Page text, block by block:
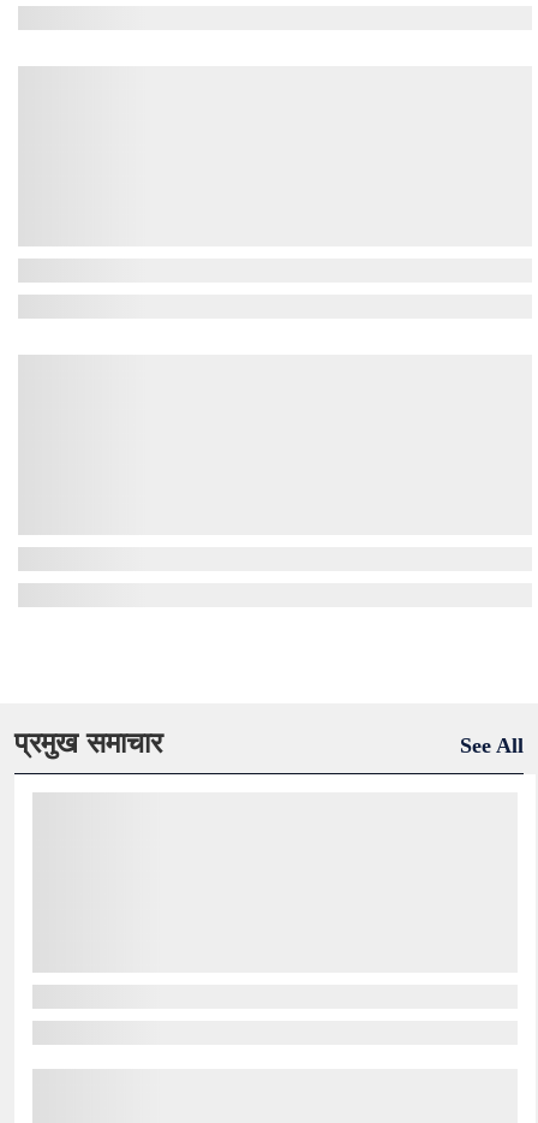
प्रमुख समाचार See All